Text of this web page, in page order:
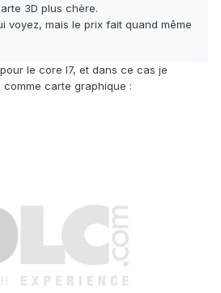
3D plus chère.
voyez, mais le prix fait quand même
le core I7, et dans ce cas je
carte graphique :